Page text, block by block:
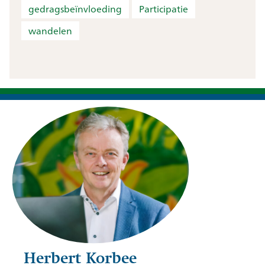
gedragsbeïnvloeding
Participatie
wandelen
Herbert Korbee